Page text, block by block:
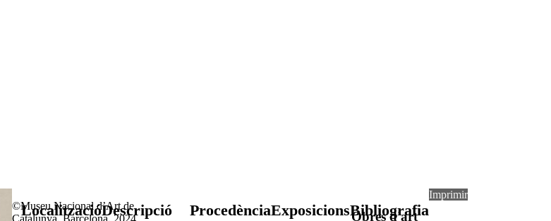
©Museu Nacional d’Art de
Catalunya, Barcelona, 2024
LocalitzacióDescripció ProcedènciaExposicionsBibliografia
Imprimir
Obres d'art